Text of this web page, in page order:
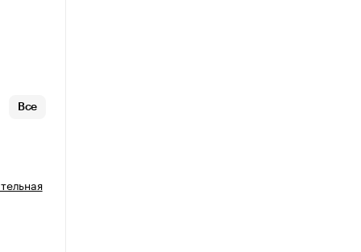
Все